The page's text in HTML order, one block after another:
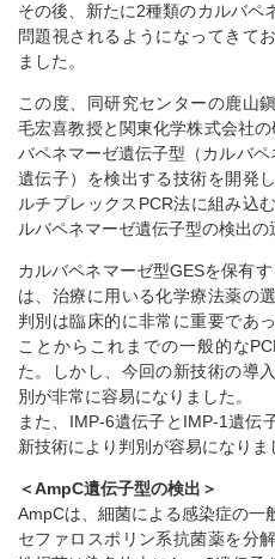
その後、新たに2種類のカルバペ
問題視されるようになってきて
ました。
この度、同研究センターの鹿山
毛宏喜教授と関東化学株式会社
バペネマーゼ遺伝子型（カルバ
遺伝子）を検出する技術を開発
ルチプレックスPCR法に組み込
ルバペネマーゼ遺伝子型の検出の
カルバペネマーゼ型GESを保有
は、治療に用いる化学療法薬の
判別は臨床的に非常に重要であ
ことからこれまでの一般的な
た。しかし、今回の新技術の導
別が非常に容易になりました。
また、IMP-6遺伝子とIMP-1遺伝
新技術により判別が容易になりま
＜AmpC遺伝子型の検出＞
AmpCは、細菌による感染症の一
セファロスポリン系抗菌薬を分